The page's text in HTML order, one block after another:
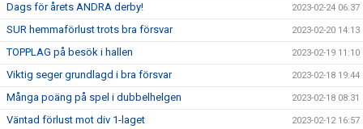
Dags för årets ANDRA derby! 2023-02-24 06:37
SUR hemmaförlust trots bra försvar 2023-02-20 14:13
TOPPLAG på besök i hallen 2023-02-19 11:10
Viktig seger grundlagd i bra försvar 2023-02-18 19:44
Många poäng på spel i dubbelhelgen 2023-02-18 08:31
Väntad förlust mot div 1-laget 2023-02-12 16:57